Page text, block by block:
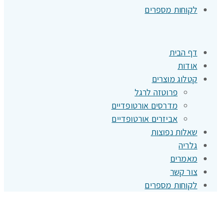
לקוחות מספרים
דף הבית
אודות
קטלוג מוצרים
פרוטזה לרגל
מדרסים אורטופדיים
אביזרים אורטופדיים
שאלות נפוצות
גלריה
מאמרים
צור קשר
לקוחות מספרים